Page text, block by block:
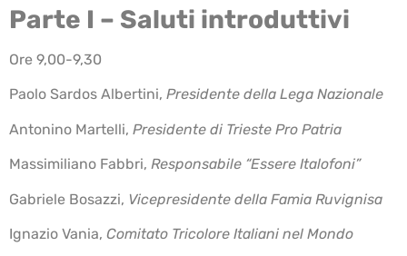
Parte I – Saluti introduttivi
Ore 9,00-9,30
Paolo Sardos Albertini, Presidente della Lega Nazionale
Antonino Martelli, Presidente di Trieste Pro Patria
Massimiliano Fabbri, Responsabile “Essere Italofoni”
Gabriele Bosazzi, Vicepresidente della Famia Ruvignisa
Ignazio Vania, Comitato Tricolore Italiani nel Mondo